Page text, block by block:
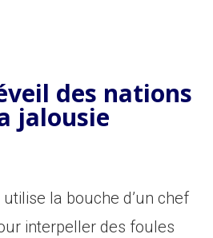
des nations
jalousie
utilise la bouche d’un chef
interpeller des foules